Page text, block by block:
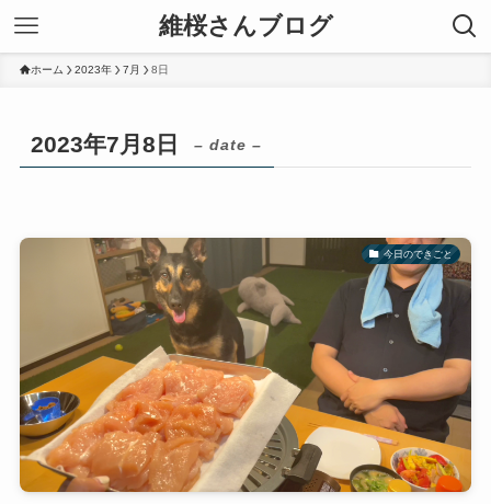
維桜さんブログ
ホーム 2023年 7月 8日
2023年7月8日 – date –
今日のできごと